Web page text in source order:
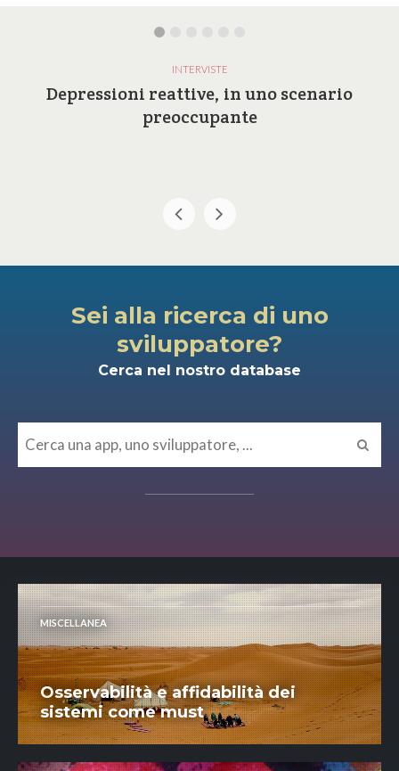
INTERVISTE
Depressioni reattive, in uno scenario
preoccupante
Sei alla ricerca di uno
sviluppatore?
Cerca nel nostro database
MISCELLANEA
Osservabilità e affidabilità dei
sistemi come must